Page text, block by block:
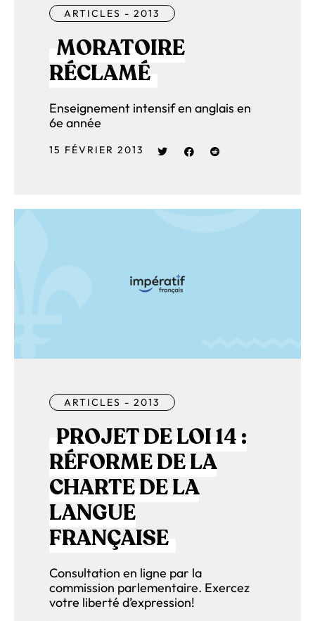
ARTICLES - 2013
MORATOIRE
RÉCLAMÉ
Enseignement intensif en anglais en
6e année
15 FÉVRIER 2013
ARTICLES - 2013
PROJET DE LOI 14 :
RÉFORME DE LA
CHARTE DE LA
LANGUE
FRANÇAISE
Consultation en ligne par la
commission parlementaire. Exercez
votre liberté d’expression!